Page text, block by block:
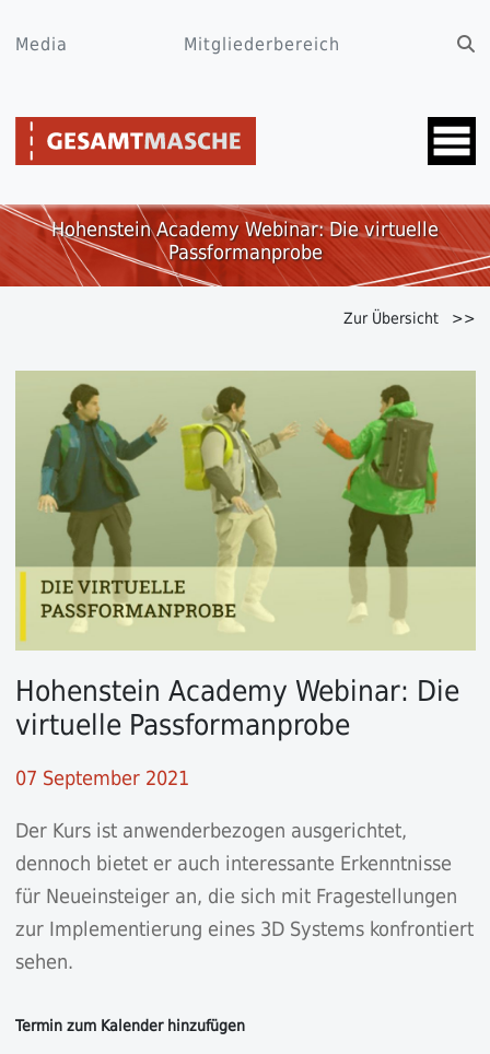
Media Mitgliederbereich
Hohenstein Academy Webinar: Die virtuelle
Passformanprobe
Zur Übersicht >>
Hohenstein Academy Webinar: Die
virtuelle Passformanprobe
07 September 2021
Der Kurs ist anwenderbezogen ausgerichtet,
dennoch bietet er auch interessante Erkenntnisse
für Neueinsteiger an, die sich mit Fragestellungen
zur Implementierung eines 3D Systems konfrontiert
sehen.